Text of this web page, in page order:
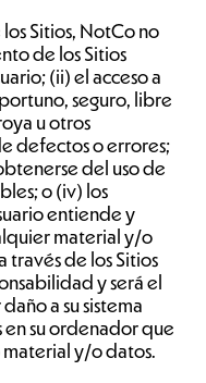
Sitios, NotCo no
de los Sitios
(ii) el acceso a
seguro, libre
u otros
defectos o errores;
del uso de
o (iv) los
entiende y
material y/o
través de los Sitios
y será el
a su sistema
su ordenador que
y/o datos.